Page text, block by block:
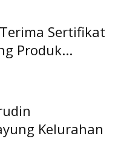
Sertifikat
Produk...
Kelurahan